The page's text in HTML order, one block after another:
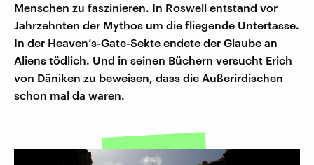
Menschen zu faszinieren. In Roswell entstand vor
Jahrzehnten der Mythos um die fliegende Untertasse.
In der Heaven’s-Gate-Sekte endete der Glaube an
Aliens tödlich. Und in seinen Büchern versucht Erich
von Däniken zu beweisen, dass die Außerirdischen
schon mal da waren.